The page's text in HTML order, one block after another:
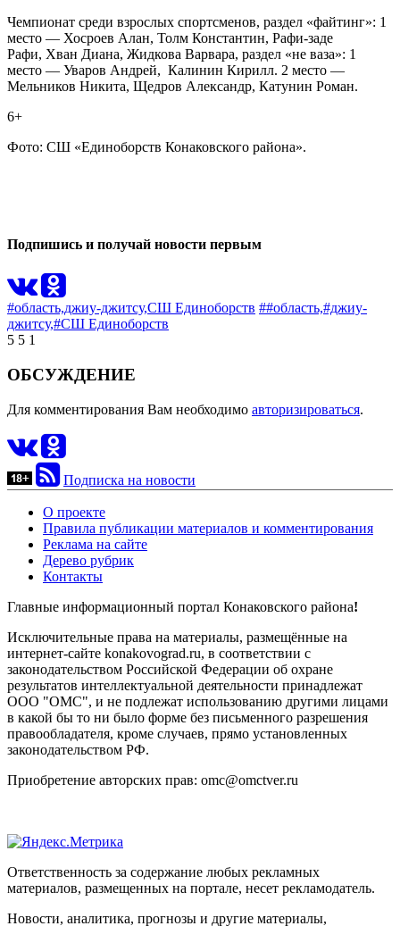
Чемпионат среди взрослых спортсменов, раздел «файтинг»: 1
место — Хосроев Алан, Толм Константин, Рафи-заде
Рафи, Хван Диана, Жидкова Варвара, раздел «не ваза»: 1
место — Уваров Андрей, Калинин Кирилл. 2 место —
Мельников Никита, Щедров Александр, Катунин Роман.
6+
Фото: СШ «Единоборств Конаковского района».
Подпишись и получай новости первым
#область,джиу-джитсу,СШ Единоборств ##область,#джиу-
джитсу,#СШ Единоборств
5 5 1
ОБСУЖДЕНИЕ
Для комментирования Вам необходимо авторизироваться.
Подписка на новости
О проекте
Правила публикации материалов и комментирования
Реклама на сайте
Дерево рубрик
Контакты
Главные информационный портал Конаковского района!
Исключительные права на материалы, размещённые на
интернет-сайте konakovograd.ru, в соответствии с
законодательством Российской Федерации об охране
результатов интеллектуальной деятельности принадлежат
ООО "ОМС", и не подлежат использованию другими лицами
в какой бы то ни было форме без письменного разрешения
правообладателя, кроме случаев, прямо установленных
законодательством РФ.
Приобретение авторских прав: omc@omctver.ru
Ответственность за содержание любых рекламных
материалов, размещенных на портале, несет рекламодатель.
Новости, аналитика, прогнозы и другие материалы,